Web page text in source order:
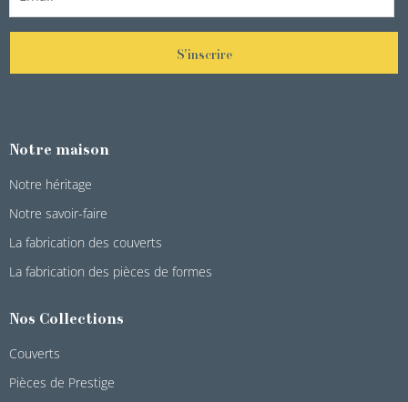
S'inscrire
Notre maison
Notre héritage
Notre savoir-faire
La fabrication des couverts
La fabrication des pièces de formes
Nos Collections
Couverts
Pièces de Prestige